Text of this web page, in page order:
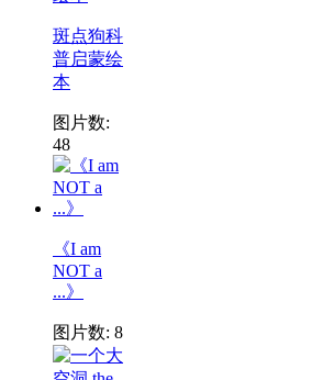
斑点狗科
普启蒙绘
本
图片数:
48
《I am
NOT a
...》
图片数: 8